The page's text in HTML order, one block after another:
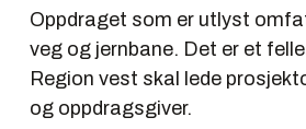
Oppdraget som er utlyst
veg og jernbane. Det er et
Region vest skal lede
og oppdragsgiver.